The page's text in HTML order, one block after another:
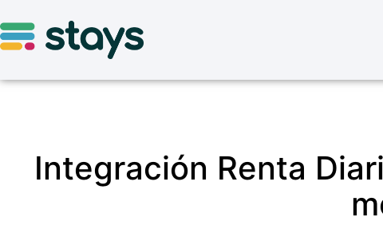
Integración Renta